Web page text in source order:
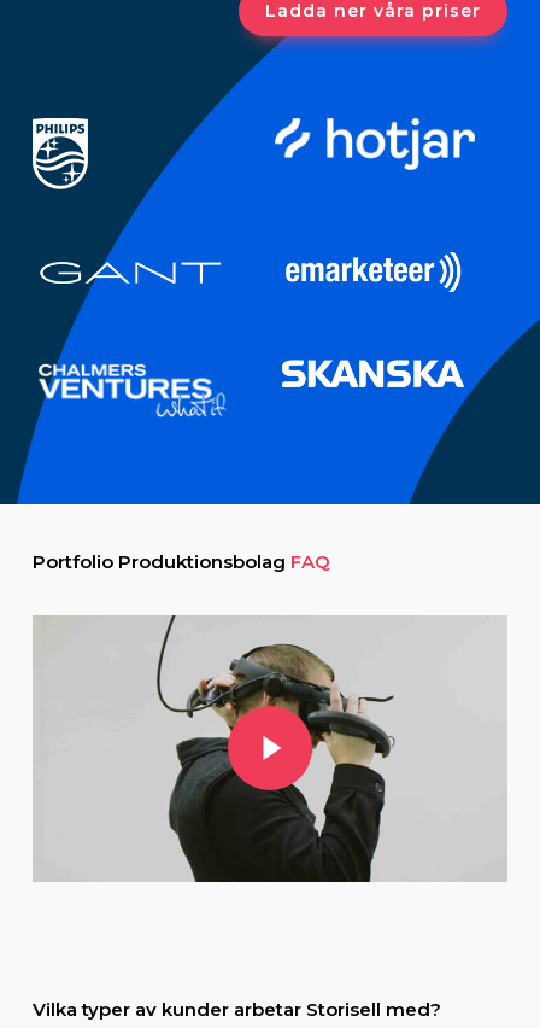
Portfolio Produktionsbolag FAQ
Play Video
Vilka typer av kunder arbetar Storisell med?